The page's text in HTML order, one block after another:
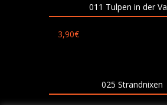
011 Tulpen in der
3,90€
025 Strandnixen